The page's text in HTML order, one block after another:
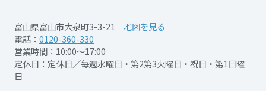
分譲住宅（建売・土地）検索
中古住宅検索
企業不動産活用（CRE）戦略
社宅建築
医療・介護・子育て・障がい福祉施設
事業用リノベーション
ホテル・旅館リフォーム
建築再生事業
事業用売買
ミサワリフォーム
ご相談窓口
MISAWAについて
ミサワホームグループ
富山県富山市大泉町3-3-21
地図を見る
電話： 0120-360-330
営業時間：10:00～17:00
定休日：定休日／毎週水曜日・第2第3火曜日・祝日・第1日曜
日
秋田県
山形県
・まちなかでも明るく開放感が取れる大開口
ハイサッシが魅力のリビングです。朝のひと
時や、一日の終わりにひとり時間も充実